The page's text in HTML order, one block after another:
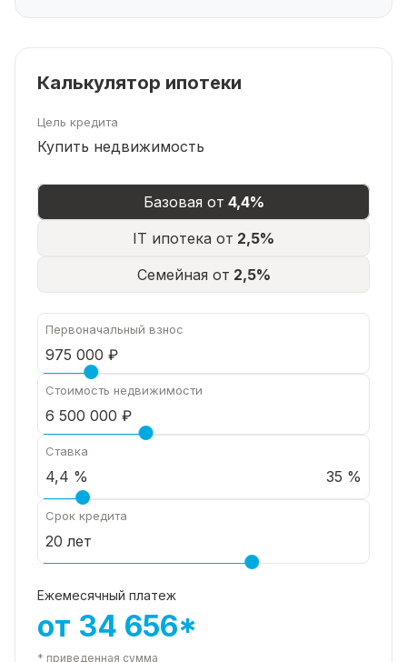
📅 Просмотр:
Звоните или пишите – согласуем визит за 5 минут.
Калькулятор ипотеки
Цель кредита
Купить недвижимость
Базовая от 4,4%
IT ипотека от 2,5%
Семейная от 2,5%
Первоначальный взнос
Стоимость недвижимости
Ставка
35 %
Срок кредита
Ежемесячный платеж
от 34 656*
* приведенная сумма